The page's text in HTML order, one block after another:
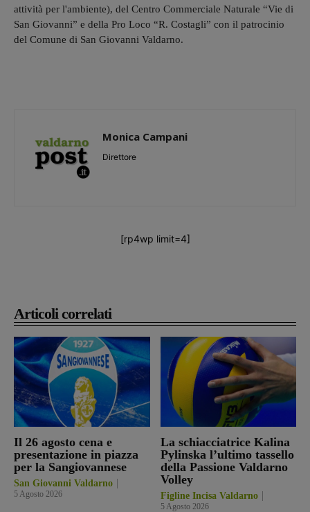
Articoli correlati
Il 26 agosto cena e
presentazione in piazza
per la Sangiovannese
San Giovanni Valdarno
5 Agosto 2026
La schiacciatrice Kalina
Pylinska l’ultimo tassello
della Passione Valdarno
Volley
Figline Incisa Valdarno
5 Agosto 2026
attività per l'ambiente), del Centro Commerciale Naturale “Vie di
San Giovanni” e della Pro Loco “R. Costagli” con il patrocinio
del Comune di San Giovanni Valdarno.
Monica Campani
Direttore
[rp4wp limit=4]